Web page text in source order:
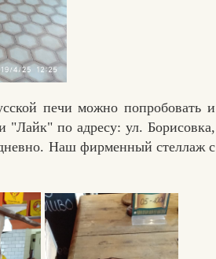
печи можно попробовать и
"Лайк" по адресу: ул. Борисовка,
Наш фирменный стеллаж с